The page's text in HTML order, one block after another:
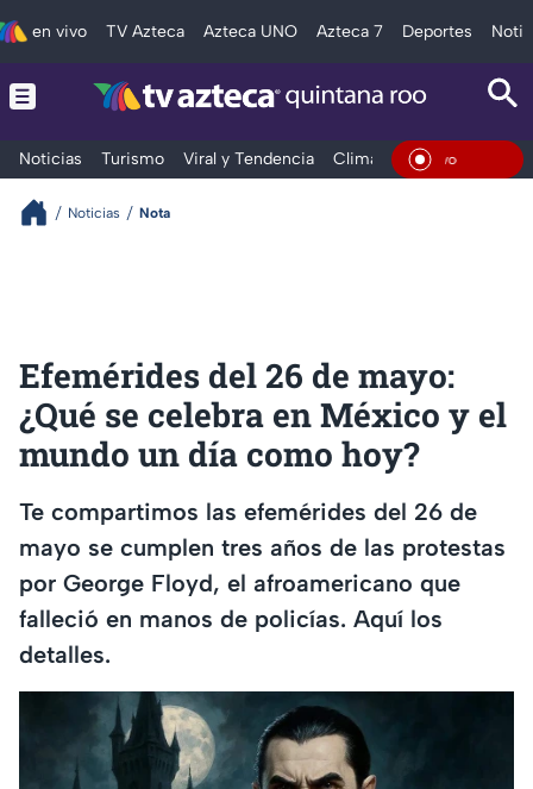
en vivo TV Azteca Azteca UNO Azteca 7 Deportes
Noticias Turismo Viral y Tendencia Clima Tráfico En Vivo
Noticias Nota
Efemérides del 26 de mayo:
¿Qué se celebra en México y el
mundo un día como hoy?
Te compartimos las efemérides del 26 de
mayo se cumplen tres años de las protestas
por George Floyd, el afroamericano que
falleció en manos de policías. Aquí los
detalles.